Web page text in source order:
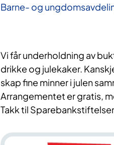
Barne- og
Vi får underholdning av
drikke og julekaker.
skap fine minner i julen
Arrangementet er gratis,
Takk til